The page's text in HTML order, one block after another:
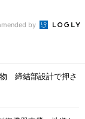
by
物 締結部設計で押さ